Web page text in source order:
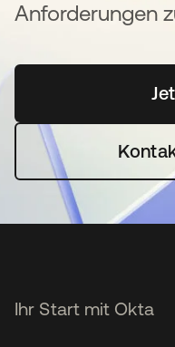
Anforderungen
Ihr Start mit Okta